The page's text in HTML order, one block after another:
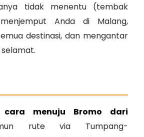
tidak menentu (tembak
Anda di Malang,
destinasi, dan mengantar
cara menuju Bromo dari
rute via Tumpang-